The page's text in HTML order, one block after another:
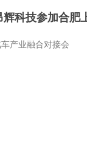
科技参加合肥
产业融合对接会